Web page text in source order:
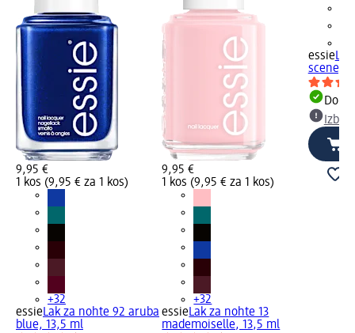
9,95 €
1 kos (9,95 € za 1 kos)
+32
essieLak za nohte 92 aruba
blue, 13,5 ml
9,95 €
1 kos (9,95 € za 1 kos)
+32
essieLak za nohte 13
mademoiselle, 13,5 ml
essie
scene,